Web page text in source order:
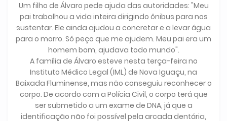
Um filho de Álvaro pede ajuda das autoridades: "Meu
pai trabalhou a vida inteira dirigindo ônibus para nos
sustentar. Ele ainda ajudou a concretar e a levar água
para o morro. Só peço que me ajudem. Meu pai era um
homem bom, ajudava todo mundo".
A família de Álvaro esteve nesta terça-feira no
Instituto Médico Legal (IML) de Nova Iguaçu, na
Baixada Fluminense, mas não conseguiu reconhecer o
corpo. De acordo com a Polícia Civil, o corpo terá que
ser submetido a um exame de DNA, já que a
identificação não foi possível pela arcada dentária,